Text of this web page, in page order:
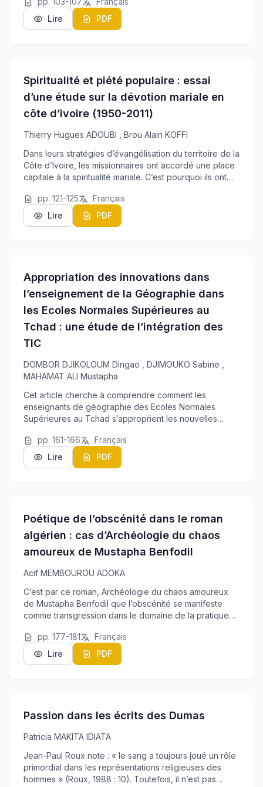
dynamique donne lieu à la naissance de nouvelles pr...
Lire
PDF
Spiritualité et piété populaire : essai
d’une étude sur la dévotion mariale en
côte d’ivoire (1950-2011)
Thierry Hugues ADOUBI
Brou Alain KOFFI
Dans leurs stratégies d’évangélisation du territoire de la
Côte d’Ivoire, les missionnaires ont accordé une place
capitale à la spiritualité mariale. C’est pourquoi ils ont
dévotion à caractère mari...
pp. 121-125
Français
Lire
PDF
Appropriation des innovations dans
l’enseignement de la Géographie dans
les Ecoles Normales Supérieures au
Tchad : une étude de l’intégration des
TIC
DOMBOR DJIKOLOUM Dingao DJIMOUKO Sabine
MAHAMAT ALI Mustapha
Cet article cherche à comprendre comment les
enseignants de géographie des Ecoles Normales
Supérieures au Tchad s’approprient les nouvelles
l’enseignement et l’apprentissage de la géographie.
pp. 161-166
Français
Lire
PDF
Poétique de l’obscénité dans le roman
algérien : cas d’Archéologie du chaos
amoureux de Mustapha Benfodil
Acif MEMBOUROU ADOKA
C’est par ce roman, Archéologie du chaos amoureux
de Mustapha Benfodil que l’obscénité se manifeste
comme transgression dans le domaine de la pratique
devient une voix par laquelle transmettre un me...
pp. 177-181
Français
Lire
PDF
Passion dans les écrits des Dumas
Patricia MAKITA IDIATA
Jean-Paul Roux note : « le sang a toujours joué un rôle
primordial dans les représentations religieuses des
hommes » (Roux, 1988 : 10). Toutefois, il n’est pas